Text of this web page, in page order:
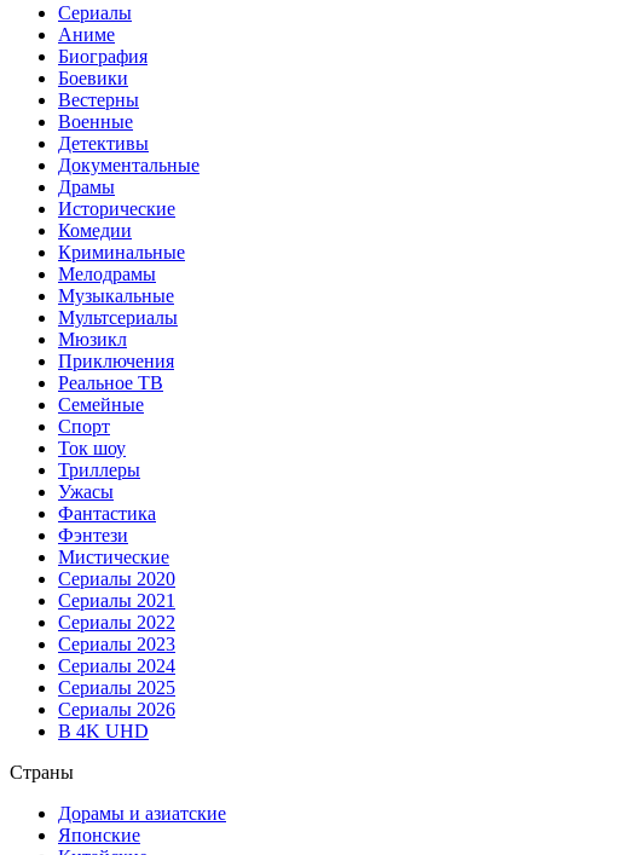
Сериалы
Аниме
Биография
Боевики
Вестерны
Военные
Детективы
Документальные
Драмы
Исторические
Комедии
Криминальные
Мелодрамы
Музыкальные
Мультсериалы
Мюзикл
Приключения
Реальное ТВ
Семейные
Спорт
Ток шоу
Триллеры
Ужасы
Фантастика
Фэнтези
Мистические
Сериалы 2020
Сериалы 2021
Сериалы 2022
Сериалы 2023
Сериалы 2024
Сериалы 2025
Сериалы 2026
В 4K UHD
Страны
Дорамы и азиатские
Японские